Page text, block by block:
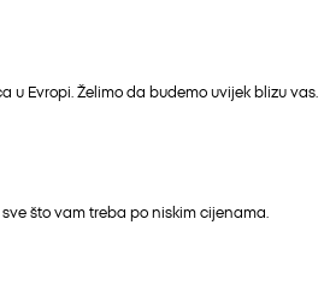
u Evropi. Želimo da budemo uvijek blizu vas.
što vam treba po niskim cijenama.